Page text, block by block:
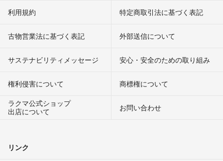
利用規約 特定商取引法に基づく表記
古物営業法に基づく表記 外部送信について
サステナビリティメッセージ 安心・安全のための取り組み
権利侵害について
商標権について
ラクマ公式ショップ
出店について
お問い合わせ
リンク